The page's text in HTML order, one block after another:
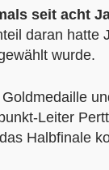
seit acht
daran hatte
wurde.
Leiter
Halbfinale